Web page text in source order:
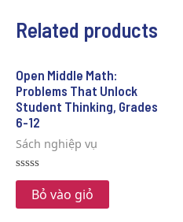
Related products
Open Middle Math:
Problems That Unlock
Student Thinking, Grades
6-12
Sách nghiệp vụ
Rated
of
Bỏ vào giỏ